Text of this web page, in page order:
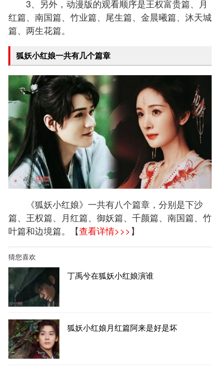
3、另外，动漫版的观看顺序是王权富贵篇、月
红篇、南国篇、竹业篇、尾生篇、金晨曦篇、沐天城
篇、两生花篇。
狐妖小红娘一共有几个篇章
《狐妖小红娘》一共有八个篇章，分别是下沙
篇、王权篇、月红篇、御妖篇、千颜篇、南国篇、竹
叶篇和边境篇。【查看详情>>>】
猜您喜欢
丁禹兮在狐妖小红娘演谁
狐妖小红娘月红篇阿来是好是坏